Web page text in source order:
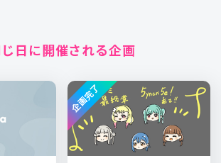
日に開催される企画
企画完了